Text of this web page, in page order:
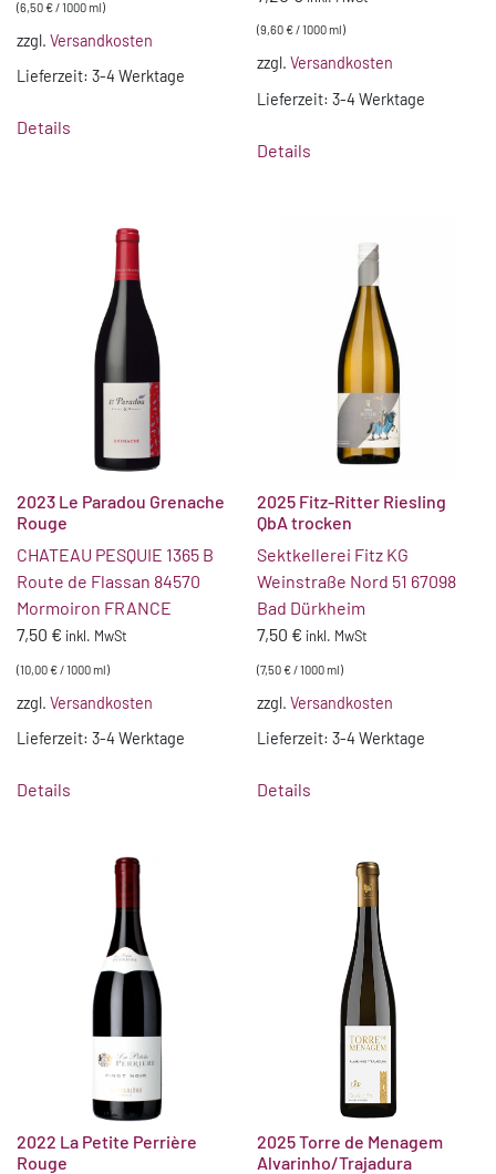
(6,50€/1000ml)
zzgl. Versandkosten
Lieferzeit: 3-4 Werktage
Details
(9,60€/1000ml)
zzgl.Versandkosten
Lieferzeit:3-4 Werktage
Details
2023 Le Paradou Grenache
Rouge
CHATEAU PESQUIE 1365 B
Route de Flassan 84570
Mormoiron FRANCE
7,50 € inkl. MwSt
(10,00€/1000ml)
zzgl. Versandkosten
Lieferzeit: 3-4 Werktage
Details
2025 Fitz-Ritter Riesling
QbA trocken
Sektkellerei Fitz KG
Weinstraße Nord 51 67098
Bad Dürkheim
7,50 € inkl. MwSt
(7,50€/1000ml)
zzgl.Versandkosten
Lieferzeit:3-4 Werktage
Details
2022 La Petite Perrière
Rouge
2025 Torre de Menagem
Alvarinho/Trajadura